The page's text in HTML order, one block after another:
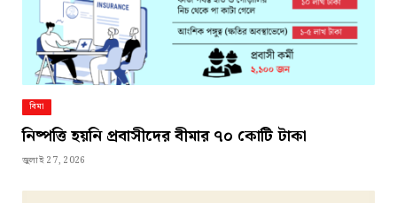
বিমা
নিষ্পত্তি হয়নি প্রবাসীদের বীমার ৭০ কোটি টাকা
জুলাই 27, 2026